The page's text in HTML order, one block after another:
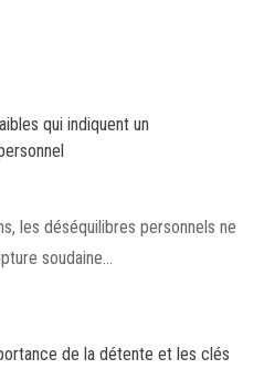
qui indiquent un
les déséquilibres personnels ne
soudaine…
de la détente et les clés